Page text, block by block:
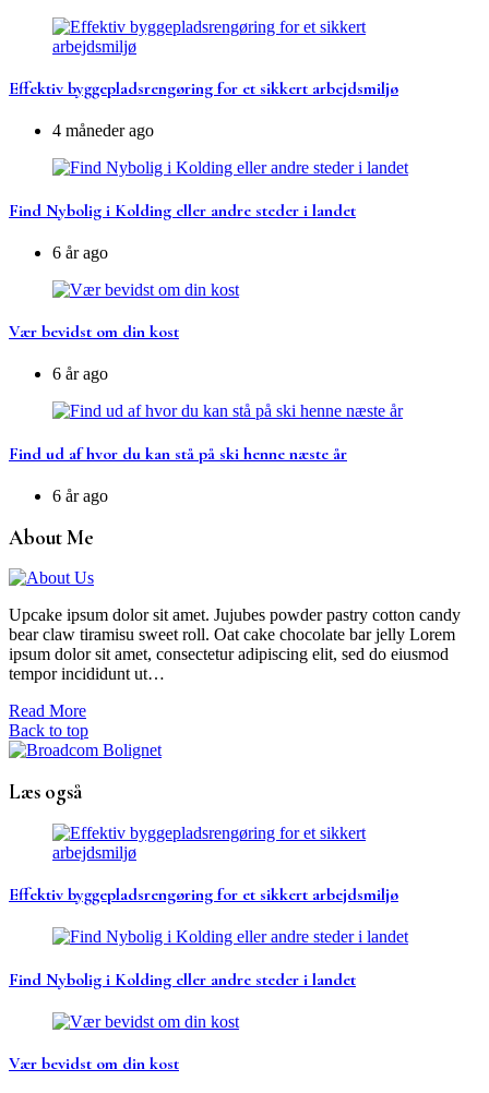
Effektiv byggepladsrengøring for et sikkert arbejdsmiljø
4 måneder ago
Find Nybolig i Kolding eller andre steder i landet
6 år ago
Vær bevidst om din kost
6 år ago
Find ud af hvor du kan stå på ski henne næste år
6 år ago
About Me
Upcake ipsum dolor sit amet. Jujubes powder pastry cotton candy
bear claw tiramisu sweet roll. Oat cake chocolate bar jelly Lorem
ipsum dolor sit amet, consectetur adipiscing elit, sed do eiusmod
tempor incididunt ut…
Read More
Back to top
Læs også
Effektiv byggepladsrengøring for et sikkert arbejdsmiljø
Find Nybolig i Kolding eller andre steder i landet
Vær bevidst om din kost